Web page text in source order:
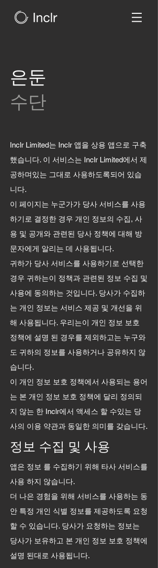
은둔
수단
Inclr Limited는 Inclr 앱을 상용 앱으로 구축
했습니다. 이 서비스는 Inclr Limited에서 제
공하며있는 그대로 사용하도록되어 있습
니다.
이 페이지는 누군가가 당사 서비스를 사용
하기로 결정한 경우 개인 정보의 수집, 사
용 및 공개와 관련된 당사 정책에 대해 방
문자에게 알리는 데 사용됩니다.
귀하가 당사 서비스를 사용하기로 선택한
경우 귀하는이 정책과 관련된 정보 수집 및
사용에 동의하는 것입니다. 당사가 수집하
는 개인 정보는 서비스 제공 및 개선을 위
해 사용됩니다. 우리는이 개인 정보 보호
정책에 설명 된 경우를 제외하고는 누구와
도 귀하의 정보를 사용하거나 공유하지 않
습니다.
이 개인 정보 보호 정책에서 사용되는 용어
는 본 개인 정보 보호 정책에 달리 정의되
지 않는 한 Inclr에서 액세스 할 수있는 당
사의 이용 약관과 동일한 의미를 갖습니다.
정보 수집 및 사용
앱은 정보 를 수집하기 위해 타사 서비스를
사용 하지 않습니다.
더 나은 경험을 위해 서비스를 사용하는 동
안 특정 개인 식별 정보를 제공하도록 요청
할 수 있습니다. 당사가 요청하는 정보는
당사가 보유하고 본 개인 정보 보호 정책에
설명 된대로 사용됩니다.